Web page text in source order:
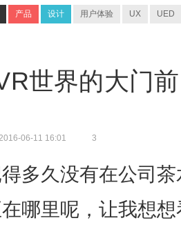
产品 设计 用户体验 UX UED
世界的大门
06-11 16:01 3
多久没有在公司
哪里呢，让我想想